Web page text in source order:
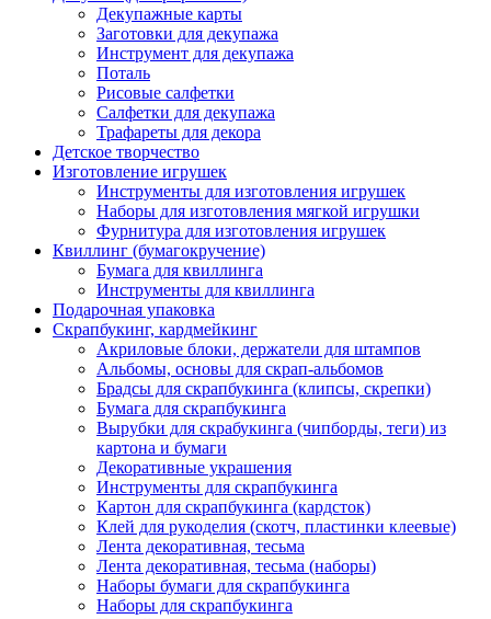
Декупажные карты
Заготовки для декупажа
Инструмент для декупажа
Поталь
Рисовые салфетки
Салфетки для декупажа
Трафареты для декора
Детское творчество
Изготовление игрушек
Инструменты для изготовления игрушек
Наборы для изготовления мягкой игрушки
Фурнитура для изготовления игрушек
Квиллинг (бумагокручение)
Бумага для квиллинга
Инструменты для квиллинга
Подарочная упаковка
Скрапбукинг, кардмейкинг
Акриловые блоки, держатели для штампов
Альбомы, основы для скрап-альбомов
Брадсы для скрапбукинга (клипсы, скрепки)
Бумага для скрапбукинга
Вырубки для скрабукинга (чипборды, теги) из
картона и бумаги
Декоративные украшения
Инструменты для скрапбукинга
Картон для скрапбукинга (кардсток)
Клей для рукоделия (скотч, пластинки клеевые)
Лента декоративная, тесьма
Лента декоративная, тесьма (наборы)
Наборы бумаги для скрапбукинга
Наборы для скрапбукинга